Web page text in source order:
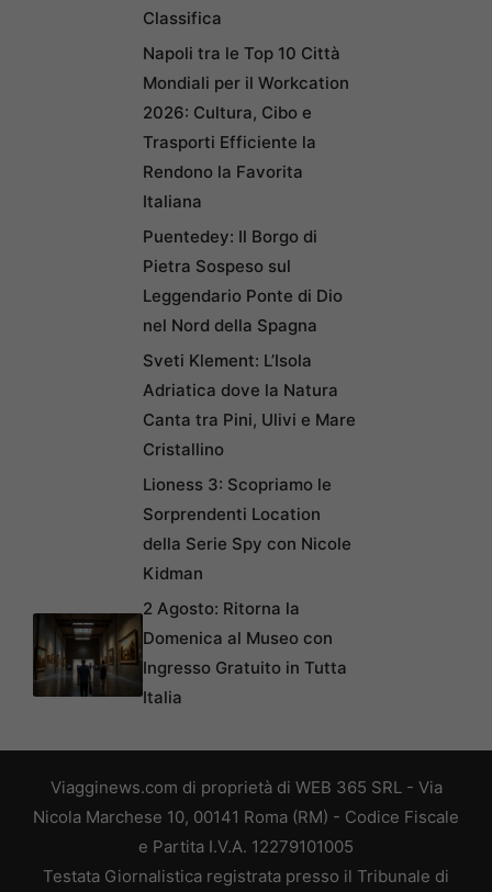
Classifica
Napoli tra le Top 10 Città
Mondiali per il Workcation
2026: Cultura, Cibo e
Trasporti Efficiente la
Rendono la Favorita
Italiana
Puentedey: Il Borgo di
Pietra Sospeso sul
Leggendario Ponte di Dio
nel Nord della Spagna
Sveti Klement: L’Isola
Adriatica dove la Natura
Canta tra Pini, Ulivi e Mare
Cristallino
Lioness 3: Scopriamo le
Sorprendenti Location
della Serie Spy con Nicole
Kidman
2 Agosto: Ritorna la
Domenica al Museo con
Ingresso Gratuito in Tutta
Italia
Viagginews.com di proprietà di WEB 365 SRL - Via
Nicola Marchese 10, 00141 Roma (RM) - Codice Fiscale
e Partita I.V.A. 12279101005
Testata Giornalistica registrata presso il Tribunale di